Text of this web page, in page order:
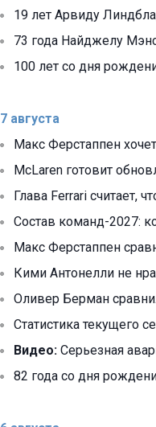
19 лет Арвиду
73 года Найджелу
100 лет со дня
7 августа
Макс Ферстаппен
McLaren готовит
Глава Ferrari считает,
Состав команд-2027:
Макс Ферстаппен
Кими Антонелли не
Оливер Берман
Статистика текущего
Видео: Серьезная
82 года со дня